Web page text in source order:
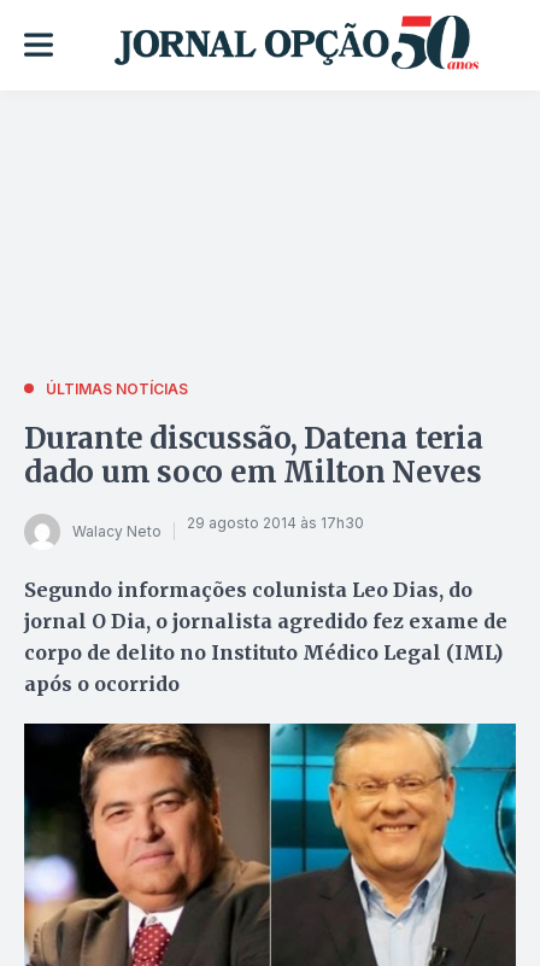
ÚLTIMAS NOTÍCIAS
Durante discussão, Datena teria
dado um soco em Milton Neves
Walacy Neto 29 agosto 2014 às 17h30
Segundo informações colunista Leo Dias, do
jornal O Dia, o jornalista agredido fez exame de
corpo de delito no Instituto Médico Legal (IML)
após o ocorrido